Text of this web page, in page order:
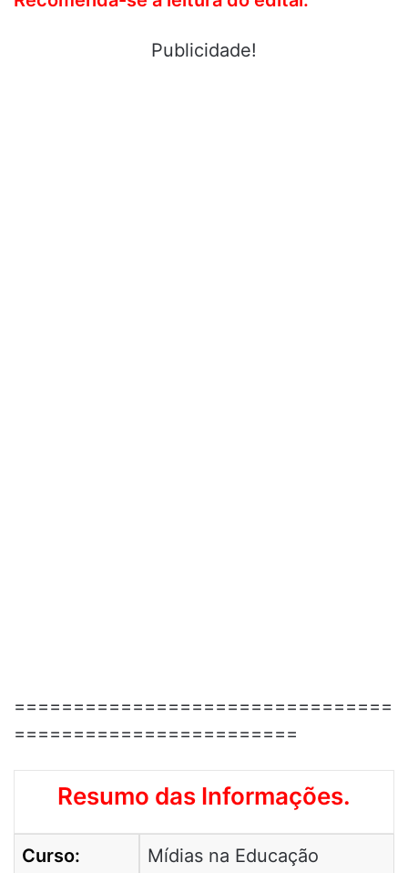
Publicidade!
================================
========================
Resumo das Informações.
Curso: Mídias na Educação